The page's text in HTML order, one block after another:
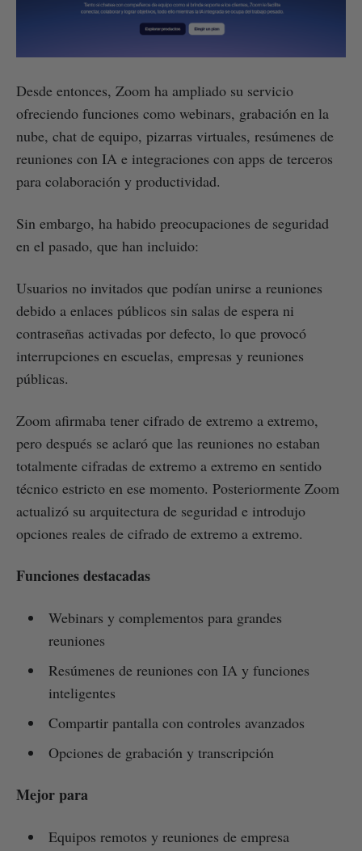
Desde entonces, Zoom ha ampliado su servicio
ofreciendo funciones como webinars, grabación en la
nube, chat de equipo, pizarras virtuales, resúmenes de
reuniones con IA e integraciones con apps de terceros
para colaboración y productividad.
Sin embargo, ha habido preocupaciones de seguridad
en el pasado, que han incluido:
Usuarios no invitados que podían unirse a reuniones
debido a enlaces públicos sin salas de espera ni
contraseñas activadas por defecto, lo que provocó
interrupciones en escuelas, empresas y reuniones
públicas.
Zoom afirmaba tener cifrado de extremo a extremo,
pero después se aclaró que las reuniones no estaban
totalmente cifradas de extremo a extremo en sentido
técnico estricto en ese momento. Posteriormente Zoom
actualizó su arquitectura de seguridad e introdujo
opciones reales de cifrado de extremo a extremo.
Funciones destacadas
Webinars y complementos para grandes
reuniones
Resúmenes de reuniones con IA y funciones
inteligentes
Compartir pantalla con controles avanzados
Opciones de grabación y transcripción
Mejor para
Equipos remotos y reuniones de empresa